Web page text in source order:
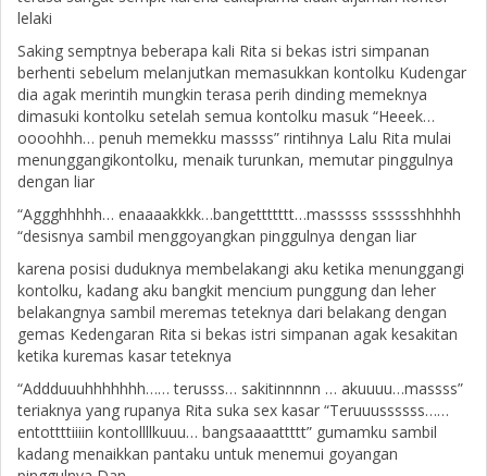
lelaki
Saking semptnya beberapa kali Rita si bekas istri simpanan
berhenti sebelum melanjutkan memasukkan kontolku Kudengar
dia agak merintih mungkin terasa perih dinding memeknya
dimasuki kontolku setelah semua kontolku masuk “Heeek…
oooohhh… penuh memekku massss” rintihnya Lalu Rita mulai
menunggangikontolku, menaik turunkan, memutar pinggulnya
dengan liar
“Aggghhhhh… enaaaakkkk…bangettttttt…masssss sssssshhhhh
“desisnya sambil menggoyangkan pinggulnya dengan liar
karena posisi duduknya membelakangi aku ketika menunggangi
kontolku, kadang aku bangkit mencium punggung dan leher
belakangnya sambil meremas teteknya dari belakang dengan
gemas Kedengaran Rita si bekas istri simpanan agak kesakitan
ketika kuremas kasar teteknya
“Addduuuhhhhhhh…… terusss… sakitinnnnn … akuuuu…massss”
teriaknya yang rupanya Rita suka sex kasar “Teruuussssss……
entottttiiiin kontollllkuuu… bangsaaaattttt” gumamku sambil
kadang menaikkan pantaku untuk menemui goyangan